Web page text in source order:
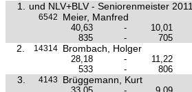
1. und NLV+BLV - Seniorenmeister 2011
6542 Meier, Manfred
40,63 - 10,01
835
- 705
2. 14314 Brombach, Holger
28,18 - 11,22
533
- 806
3. 4143 Brüggemann, Kurt